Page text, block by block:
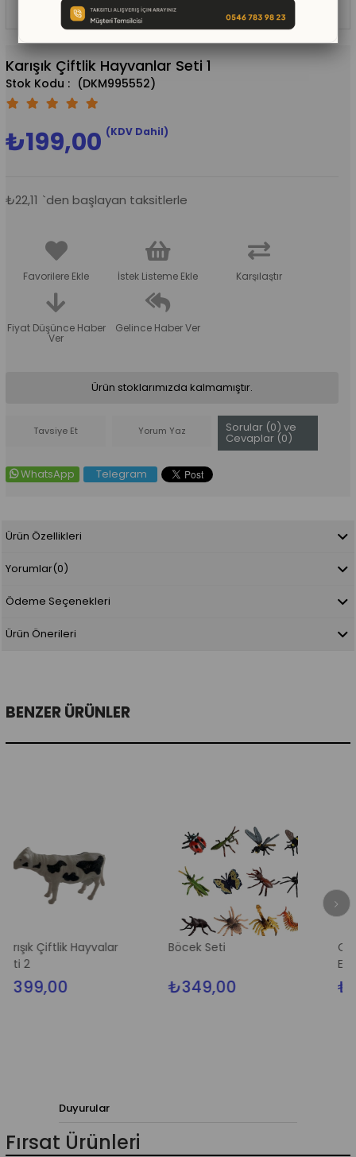
Karışık Çiftlik Hayvanlar Seti 1
(DKM995552)
₺199,00 (KDV Dahil)
₺22,11 `den başlayan taksitlerle
Favorilere Ekle İstek Listeme Ekle Karşılaştır
Fiyat Düşünce Haber
Ver
Gelince Haber Ver
Ürün stoklarımızda kalmamıştır.
Tavsiye Et Yorum Yaz Sorular (0) ve
Cevaplar (0)
WhatsApp Telegram
Ürün Özellikleri
Yorumlar(0)
Ödeme Seçenekleri
Ürün Önerileri
BENZER ÜRÜNLER
Hayvalar Böcek Seti
₺349,00
Civciv
Eğitimi
₺199,00
Duyurular
Fırsat Ürünleri